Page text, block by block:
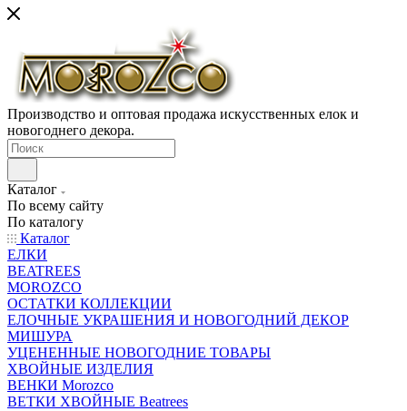
Производство и оптовая продажа искусственных елок и
новогоднего декора.
Каталог
По всему сайту
По каталогу
Каталог
ЕЛКИ
BEATREES
MOROZCO
ОСТАТКИ КОЛЛЕКЦИИ
ЕЛОЧНЫЕ УКРАШЕНИЯ И НОВОГОДНИЙ ДЕКОР
МИШУРА
УЦЕНЕННЫЕ НОВОГОДНИЕ ТОВАРЫ
ХВОЙНЫЕ ИЗДЕЛИЯ
ВЕНКИ Morozco
ВЕТКИ ХВОЙНЫЕ Beatrees